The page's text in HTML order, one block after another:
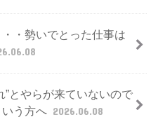
・勢いでとった仕事は
”とやらが来ていないので
う方へ 2026.06.08